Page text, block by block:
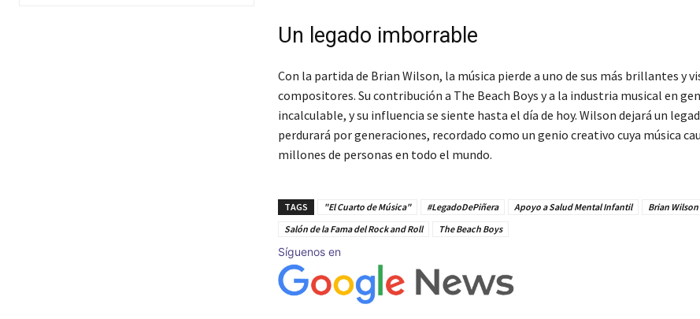
Un legado imborrable
Con la partida de Brian Wilson, la música pierde a uno de sus más brillantes y
compositores. Su contribución a The Beach Boys y a la industria musical en
incalculable, y su influencia se siente hasta el día de hoy. Wilson dejará un
perdurará por generaciones, recordado como un genio creativo cuya música
millones de personas en todo el mundo.
TAGS "El Cuarto de Música" #LegadoDePiñera Apoyo a Salud Mental Infantil Brian Wilson
Salón de la Fama del Rock and Roll
The Beach Boys
Síguenos en